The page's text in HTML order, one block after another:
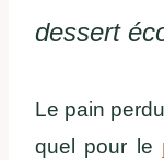
dessert
Le pain
quel pour le